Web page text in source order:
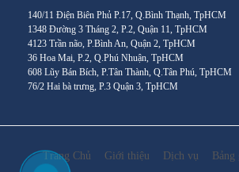
140/11 Điện Biên Phủ P.17, Q.Bình Thạnh, TpHCM
1348 Đường 3 Tháng 2, P.2, Quận 11, TpHCM
4123 Trần não, P.Bình An, Quận 2, TpHCM
36 Hoa Mai, P.2, Q.Phú Nhuận, TpHCM
608 Lũy Bán Bích, P.Tân Thành, Q.Tân Phú, TpHCM
76/2 Hai bà trưng, P.3 Quận 3, TpHCM
Trang Chủ Giới thiệu Dịch vụ Bảng